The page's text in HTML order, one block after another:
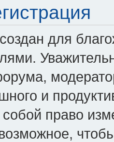
для
и
право